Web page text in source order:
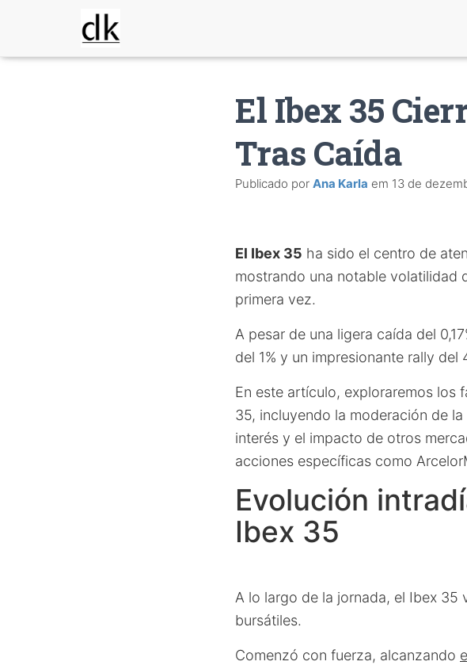
El Ibex 35
Tras Caída
Publicado por Ana Karla em 13 de
El Ibex 35 ha sido el centro de
mostrando una notable volatilidad
primera vez.
A pesar de una ligera caída del
del 1% y un impresionante rally del
En este artículo, exploraremos los
35, incluyendo la moderación de
interés y el impacto de otros
acciones específicas como
Evolución
Ibex 35
A lo largo de la jornada, el Ibex 35
bursátiles.
Comenzó con fuerza, alcanzando